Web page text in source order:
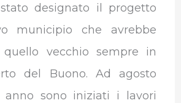
designato il progetto
municipio che avrebbe
quello vecchio sempre in
del Buono. Ad agosto
anno sono iniziati i lavori